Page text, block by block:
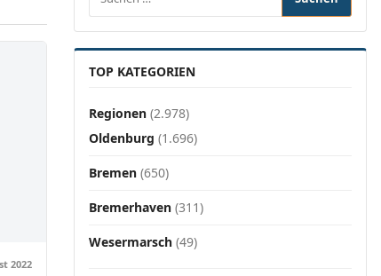
2022
TOP KATEGORIEN
Regionen (2.978)
Oldenburg (1.696)
Bremen (650)
Bremerhaven (311)
Wesermarsch (49)